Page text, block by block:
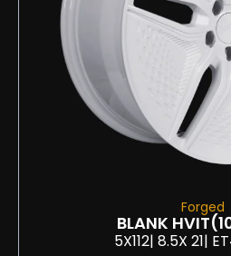
Forged
BLANK HVIT
5X112| 8.5X 21|